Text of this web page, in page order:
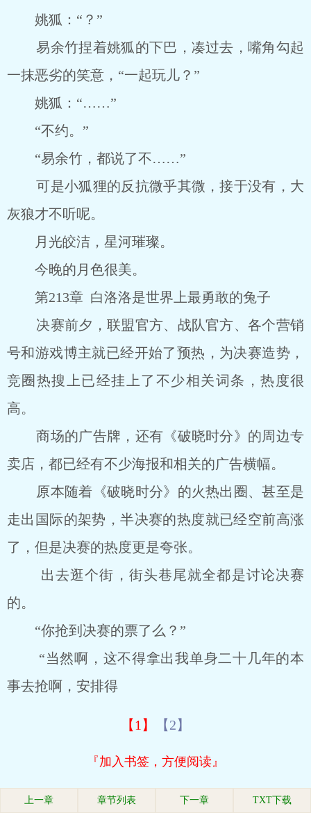
姚狐：“？”
易余竹捏着姚狐的下巴，凑过去，嘴角勾起
一抹恶劣的笑意，“一起玩儿？”
姚狐：“……”
“不约。”
“易余竹，都说了不……”
可是小狐狸的反抗微乎其微，接于没有，大
灰狼才不听呢。
月光皎洁，星河璀璨。
今晚的月色很美。
第213章 白洛洛是世界上最勇敢的兔子
决赛前夕，联盟官方、战队官方、各个营销
号和游戏博主就已经开始了预热，为决赛造势，
竞圈热搜上已经挂上了不少相关词条，热度很
高。
商场的广告牌，还有《破晓时分》的周边专
卖店，都已经有不少海报和相关的广告横幅。
原本随着《破晓时分》的火热出圈、甚至是
走出国际的架势，半决赛的热度就已经空前高涨
了，但是决赛的热度更是夸张。
出去逛个街，街头巷尾就全都是讨论决赛
的。
“你抢到决赛的票了么？”
“当然啊，这不得拿出我单身二十几年的本
事去抢啊，安排得
【1】 【2】
『加入书签，方便阅读』
上一章 章节列表 下一章 TXT下载